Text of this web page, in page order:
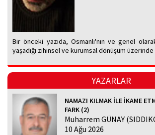
Bir önceki yazıda, Osmanlı'nın ve genel
yaşadığı zihinsel ve kurumsal dönüşüm üzerinde
YAZARLAR
NAMAZI KILMAK İLE İKAME
FARK (2)
Muharrem GÜNAY
10 Ağu 2026